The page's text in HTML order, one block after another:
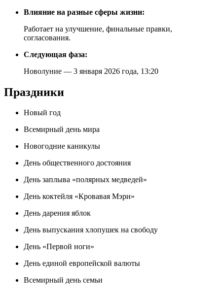
Влияние на разные сферы жизни:
Работает на улучшение, финальные правки,
согласования.
Следующая фаза:
Новолуние — 3 января 2026 года, 13:20
Праздники
Новый год
Всемирный день мира
Новогодние каникулы
День общественного достояния
День заплыва «полярных медведей»
День коктейля «Кровавая Мэри»
День дарения яблок
День выпускания хлопушек на свободу
День «Первой ноги»
День единой европейской валюты
Всемирный день семьи